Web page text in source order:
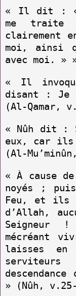
« Il dit : «
me traite
clairement
moi, ainsi
avec moi. »
« Il
disant : Je
(Al-Qamar,
« Nûh dit :
eux, car ils
(Al-
« À cause
noyés ;
Feu, et ils
d’Allah,
Seigneur
mécréant
laisses
» (Nûh,